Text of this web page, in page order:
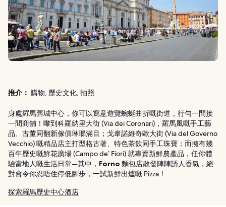
推介： 購物, 歷史文化, 拍照
身處羅馬舊城中心，你可以寫意遊覽蜿蜒曲折嘅街道，行勻一間接
一間商舖！嚟到科羅納里大街 (Via dei Coronari)，羅馬風嘅手工藝
品、古董同翻新傢俱琳瑯滿目；戈韋諾維奇歐大街 (Via del Governo
Vecchio) 嘅精品店主打型格古著、特色茶飲同手工珠寶；而擁有幾
百年歷史嘅鮮花廣場 (Campo de’ Fiori) 就專賣新鮮農產品，任你體
驗當地人嘅生活日常—其中， Forno 麵包店散發陣陣誘人香氣，絕
對會令你忍唔住停低腳步，一試新鮮出爐嘅 Pizza！
探索羅馬歷史中心酒店